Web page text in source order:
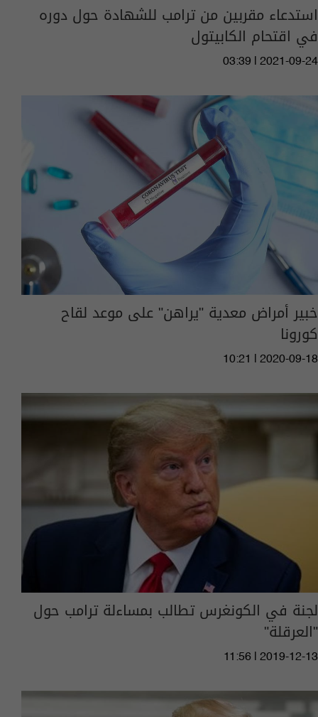
استدعاء مقربين من ترامب للشهادة حول دوره
في اقتحام الكابيتول
03:39 | 2021-09-24
خبير أمراض معدية "يراهن" على موعد لقاح
كورونا
10:21 | 2020-09-18
لجنة في الكونغرس تطالب بمساءلة ترامب حول
"العرقلة"
11:56 | 2019-12-13